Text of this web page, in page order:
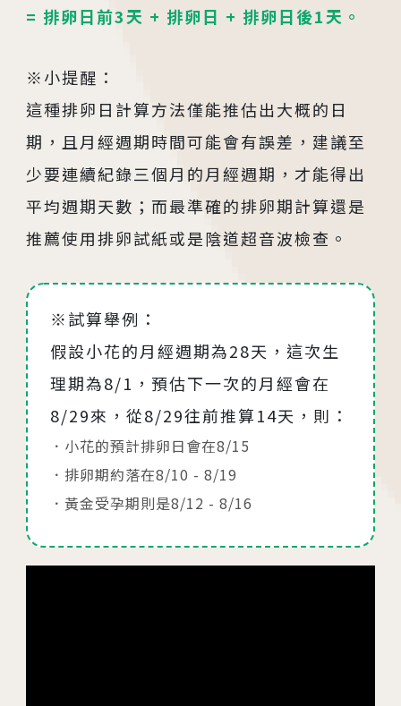
板橋院區
門診異動
2026.04.16
檢」、「婚前健康檢查」及「育兒健檢」門診表
活動講座
2026茂盛醫院講座《每月好孕講座》
相關網站
= 排卵日前3天 + 排卵日 + 排卵日後1天。
※小提醒：
這種排卵日計算方法僅能推估出大概的日
期，且月經週期時間可能會有誤差，建議至
少要連續紀錄三個月的月經週期，才能得出
平均週期天數；而最準確的排卵期計算還是
推薦使用排卵試紙或是陰道超音波檢查。
※試算舉例：
假設小花的月經週期為28天，這次生
理期為8/1，預估下一次的月經會在
8/29來，從8/29往前推算14天，則：
小花的預計排卵日會在8/15
排卵期約落在8/10 - 8/19
黃金受孕期則是8/12 - 8/16